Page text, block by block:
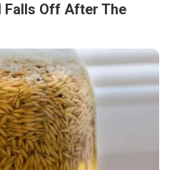
Falls Off After The